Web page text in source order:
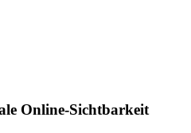
Online-Sichtbarkeit